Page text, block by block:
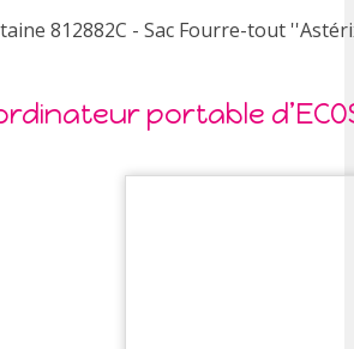
812882C - Sac Fourre-tout
portable